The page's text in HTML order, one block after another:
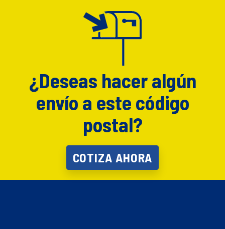
¿Deseas hacer algún
envío a este código
postal?
COTIZA AHORA